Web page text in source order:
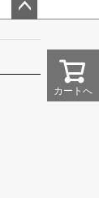
カートへ
ジト
へ